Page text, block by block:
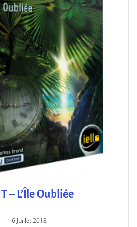
– L’Île Oubliée
6 Juillet 2018